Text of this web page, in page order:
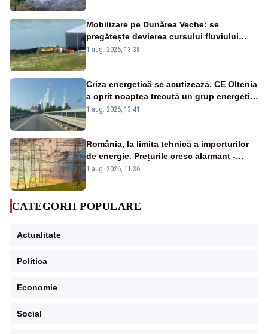
Mobilizare pe Dunărea Veche: se
pregătește devierea cursului fluviului
către Cernavodă – VIDEO
1 aug. 2026, 13:38
Criza energetică se acutizează. CE Oltenia
a oprit noaptea trecută un grup energetic
de la Rovinari
1 aug. 2026, 13:41
România, la limita tehnică a importurilor
de energie. Prețurile cresc alarmant -
Analiză Realitatea Plus
1 aug. 2026, 11:36
CATEGORII POPULARE
Actualitate
Politica
Economie
Social